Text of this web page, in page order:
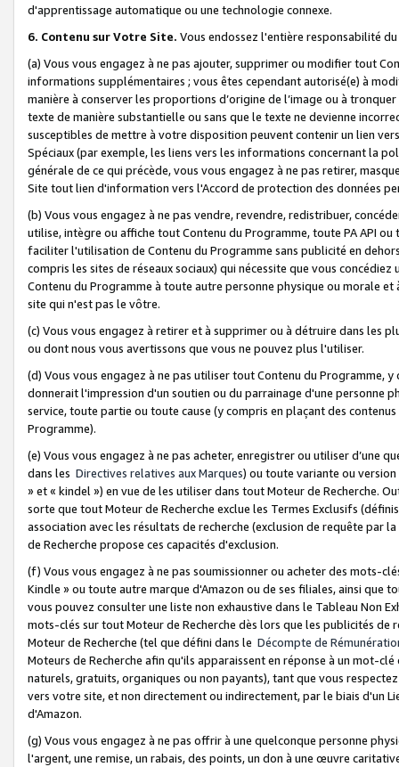
d'apprentissage automatique ou une technologie connexe.
6. Contenu sur Votre Site. Vous endossez l'entière responsabilité
(a) Vous vous engagez à ne pas ajouter, supprimer ou modifier tout
informations supplémentaires ; vous êtes cependant autorisé(e) à
manière à conserver les proportions d’origine de l’image ou à
texte de manière substantielle ou sans que le texte ne devienne
susceptibles de mettre à votre disposition peuvent contenir un lien
Spéciaux (par exemple, les liens vers les informations concernant la
générale de ce qui précède, vous vous engagez à ne pas retirer,
Site tout lien d'information vers l'Accord de protection des données
(b) Vous vous engagez à ne pas vendre, revendre, redistribuer,
utilise, intègre ou affiche tout Contenu du Programme, toute PA API
faciliter l'utilisation de Contenu du Programme sans publicité en
compris les sites de réseaux sociaux) qui nécessite que vous
Contenu du Programme à toute autre personne physique ou morale
site qui n'est pas le vôtre.
(c) Vous vous engagez à retirer et à supprimer ou à détruire dans les
ou dont nous vous avertissons que vous ne pouvez plus l'utiliser.
(d) Vous vous engagez à ne pas utiliser tout Contenu du Programme,
donnerait l'impression d'un soutien ou du parrainage d'une personne
service, toute partie ou toute cause (y compris en plaçant des
Programme).
(e) Vous vous engagez à ne pas acheter, enregistrer ou utiliser d’une
dans les Directives relatives aux Marques) ou toute variante ou
» et « kindel ») en vue de les utiliser dans tout Moteur de Recherche.
sorte que tout Moteur de Recherche exclue les Termes Exclusifs
association avec les résultats de recherche (exclusion de requête
de Recherche propose ces capacités d'exclusion.
(f) Vous vous engagez à ne pas soumissionner ou acheter des mots-
Kindle » ou toute autre marque d'Amazon ou de ses filiales, ainsi que
vous pouvez consulter une liste non exhaustive dans le Tableau Non
mots-clés sur tout Moteur de Recherche dès lors que les publicités de
Moteur de Recherche (tel que défini dans le Décompte de
Moteurs de Recherche afin qu'ils apparaissent en réponse à un mot-
naturels, gratuits, organiques ou non payants), tant que vous
vers votre site, et non directement ou indirectement, par le biais d'un
d'Amazon.
(g) Vous vous engagez à ne pas offrir à une quelconque personne
l'argent, une remise, un rabais, des points, un don à une œuvre